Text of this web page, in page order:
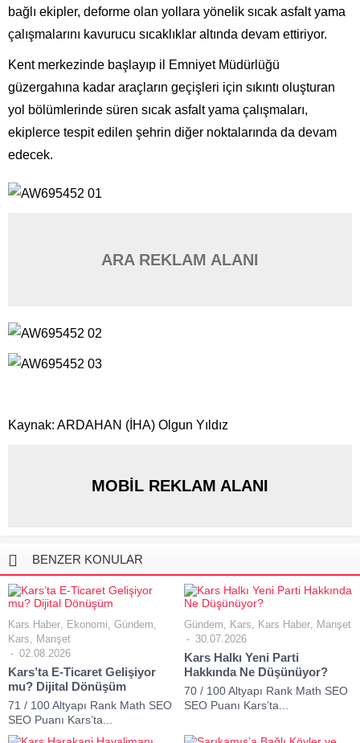
bağlı ekipler, deforme olan yollara yönelik sıcak asfalt yama
çalışmalarını kavurucu sıcaklıklar altında devam ettiriyor.
Kent merkezinde başlayıp il Emniyet Müdürlüğü
güzergahına kadar araçların geçişleri için sıkıntı oluşturan
yol bölümlerinde süren sıcak asfalt yama çalışmaları,
ekiplerce tespit edilen şehrin diğer noktalarında da devam
edecek.
ARA REKLAM ALANI
Kaynak: ARDAHAN (İHA) Olgun Yıldız
MOBİL REKLAM ALANI
BENZER KONULAR
Kars Haber, Ekonomi, Gündem,
Kars, Manşet
02.08.2026
Kars’ta E-Ticaret Gelişiyor
mu? Dijital Dönüşüm
71 / 100 Altyapı Rank Math SEO
SEO Puanı Kars’ta...
Gündem, Kars, Kars Haber, Manşet
30.07.2026
Kars Halkı Yeni Parti
Hakkında Ne Düşünüyor?
70 / 100 Altyapı Rank Math SEO
SEO Puanı Kars’ta...